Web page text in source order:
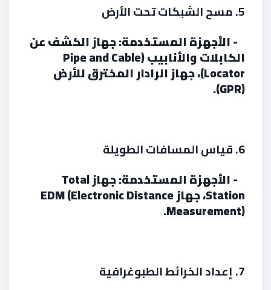
5. مسح الشبكات تحت الأرض
- الأجهزة المستخدمة: جهاز الكشف عن
الكابلات والأنابيب (Pipe and Cable
Locator)، جهاز الرادار المخترق للأرض
(GPR).
6. قياس المسافات الطويلة
- الأجهزة المستخدمة: جهاز Total
Station، جهاز EDM (Electronic Distance
Measurement).
7. إعداد الخرائط الطبوغرافية